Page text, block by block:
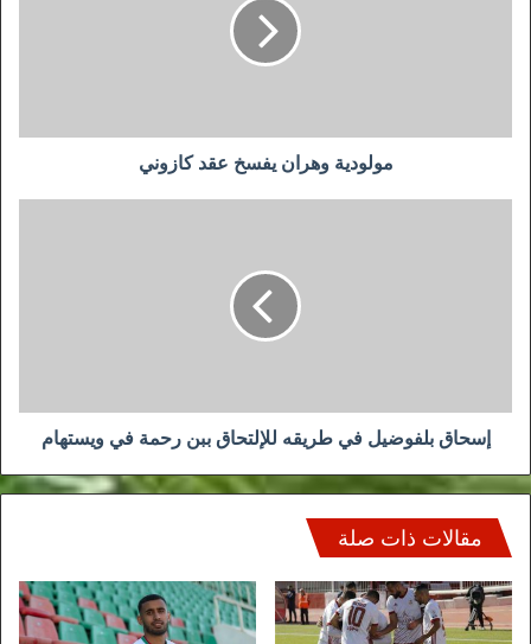
مولودية وهران يفسخ عقد كازوني
ويستهام
إسحاق بلفوضيل في طريقه للإلتحاق ببن رحمة في ويستهام
مقالات ذات صلة